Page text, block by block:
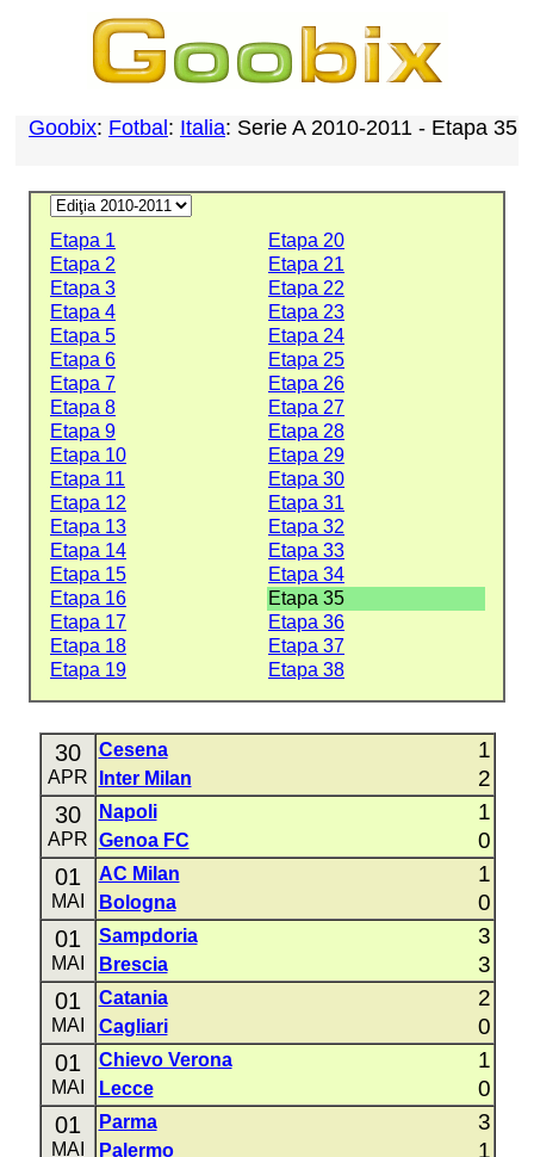
Goobix: Fotbal : Italia: Serie A 2010-2011 - Etapa 35
Etapa 1
Etapa 20
Etapa 2
Etapa 21
Etapa 3
Etapa 22
Etapa 4
Etapa 23
Etapa 5
Etapa 24
Etapa 6
Etapa 25
Etapa 7
Etapa 26
Etapa 8
Etapa 27
Etapa 9
Etapa 28
Etapa 10
Etapa 29
Etapa 11
Etapa 30
Etapa 12
Etapa 31
Etapa 13
Etapa 32
Etapa 14
Etapa 33
Etapa 15
Etapa 34
Etapa 16
Etapa 35
Etapa 17
Etapa 36
Etapa 18
Etapa 37
Etapa 19
Etapa 38
30
APR
Cesena 1
Inter Milan 2
30
APR
Napoli 1
Genoa FC 0
01
MAI
AC Milan 1
Bologna 0
01
MAI
Sampdoria 3
Brescia 3
01
MAI
Catania 2
Cagliari 0
01
MAI
Chievo Verona 1
Lecce 0
01
MAI
Parma 3
Palermo 1